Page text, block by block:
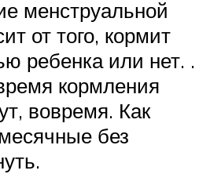
менструальной
от того, кормит
ребенка или нет. .
кормления
вовремя. Как
без